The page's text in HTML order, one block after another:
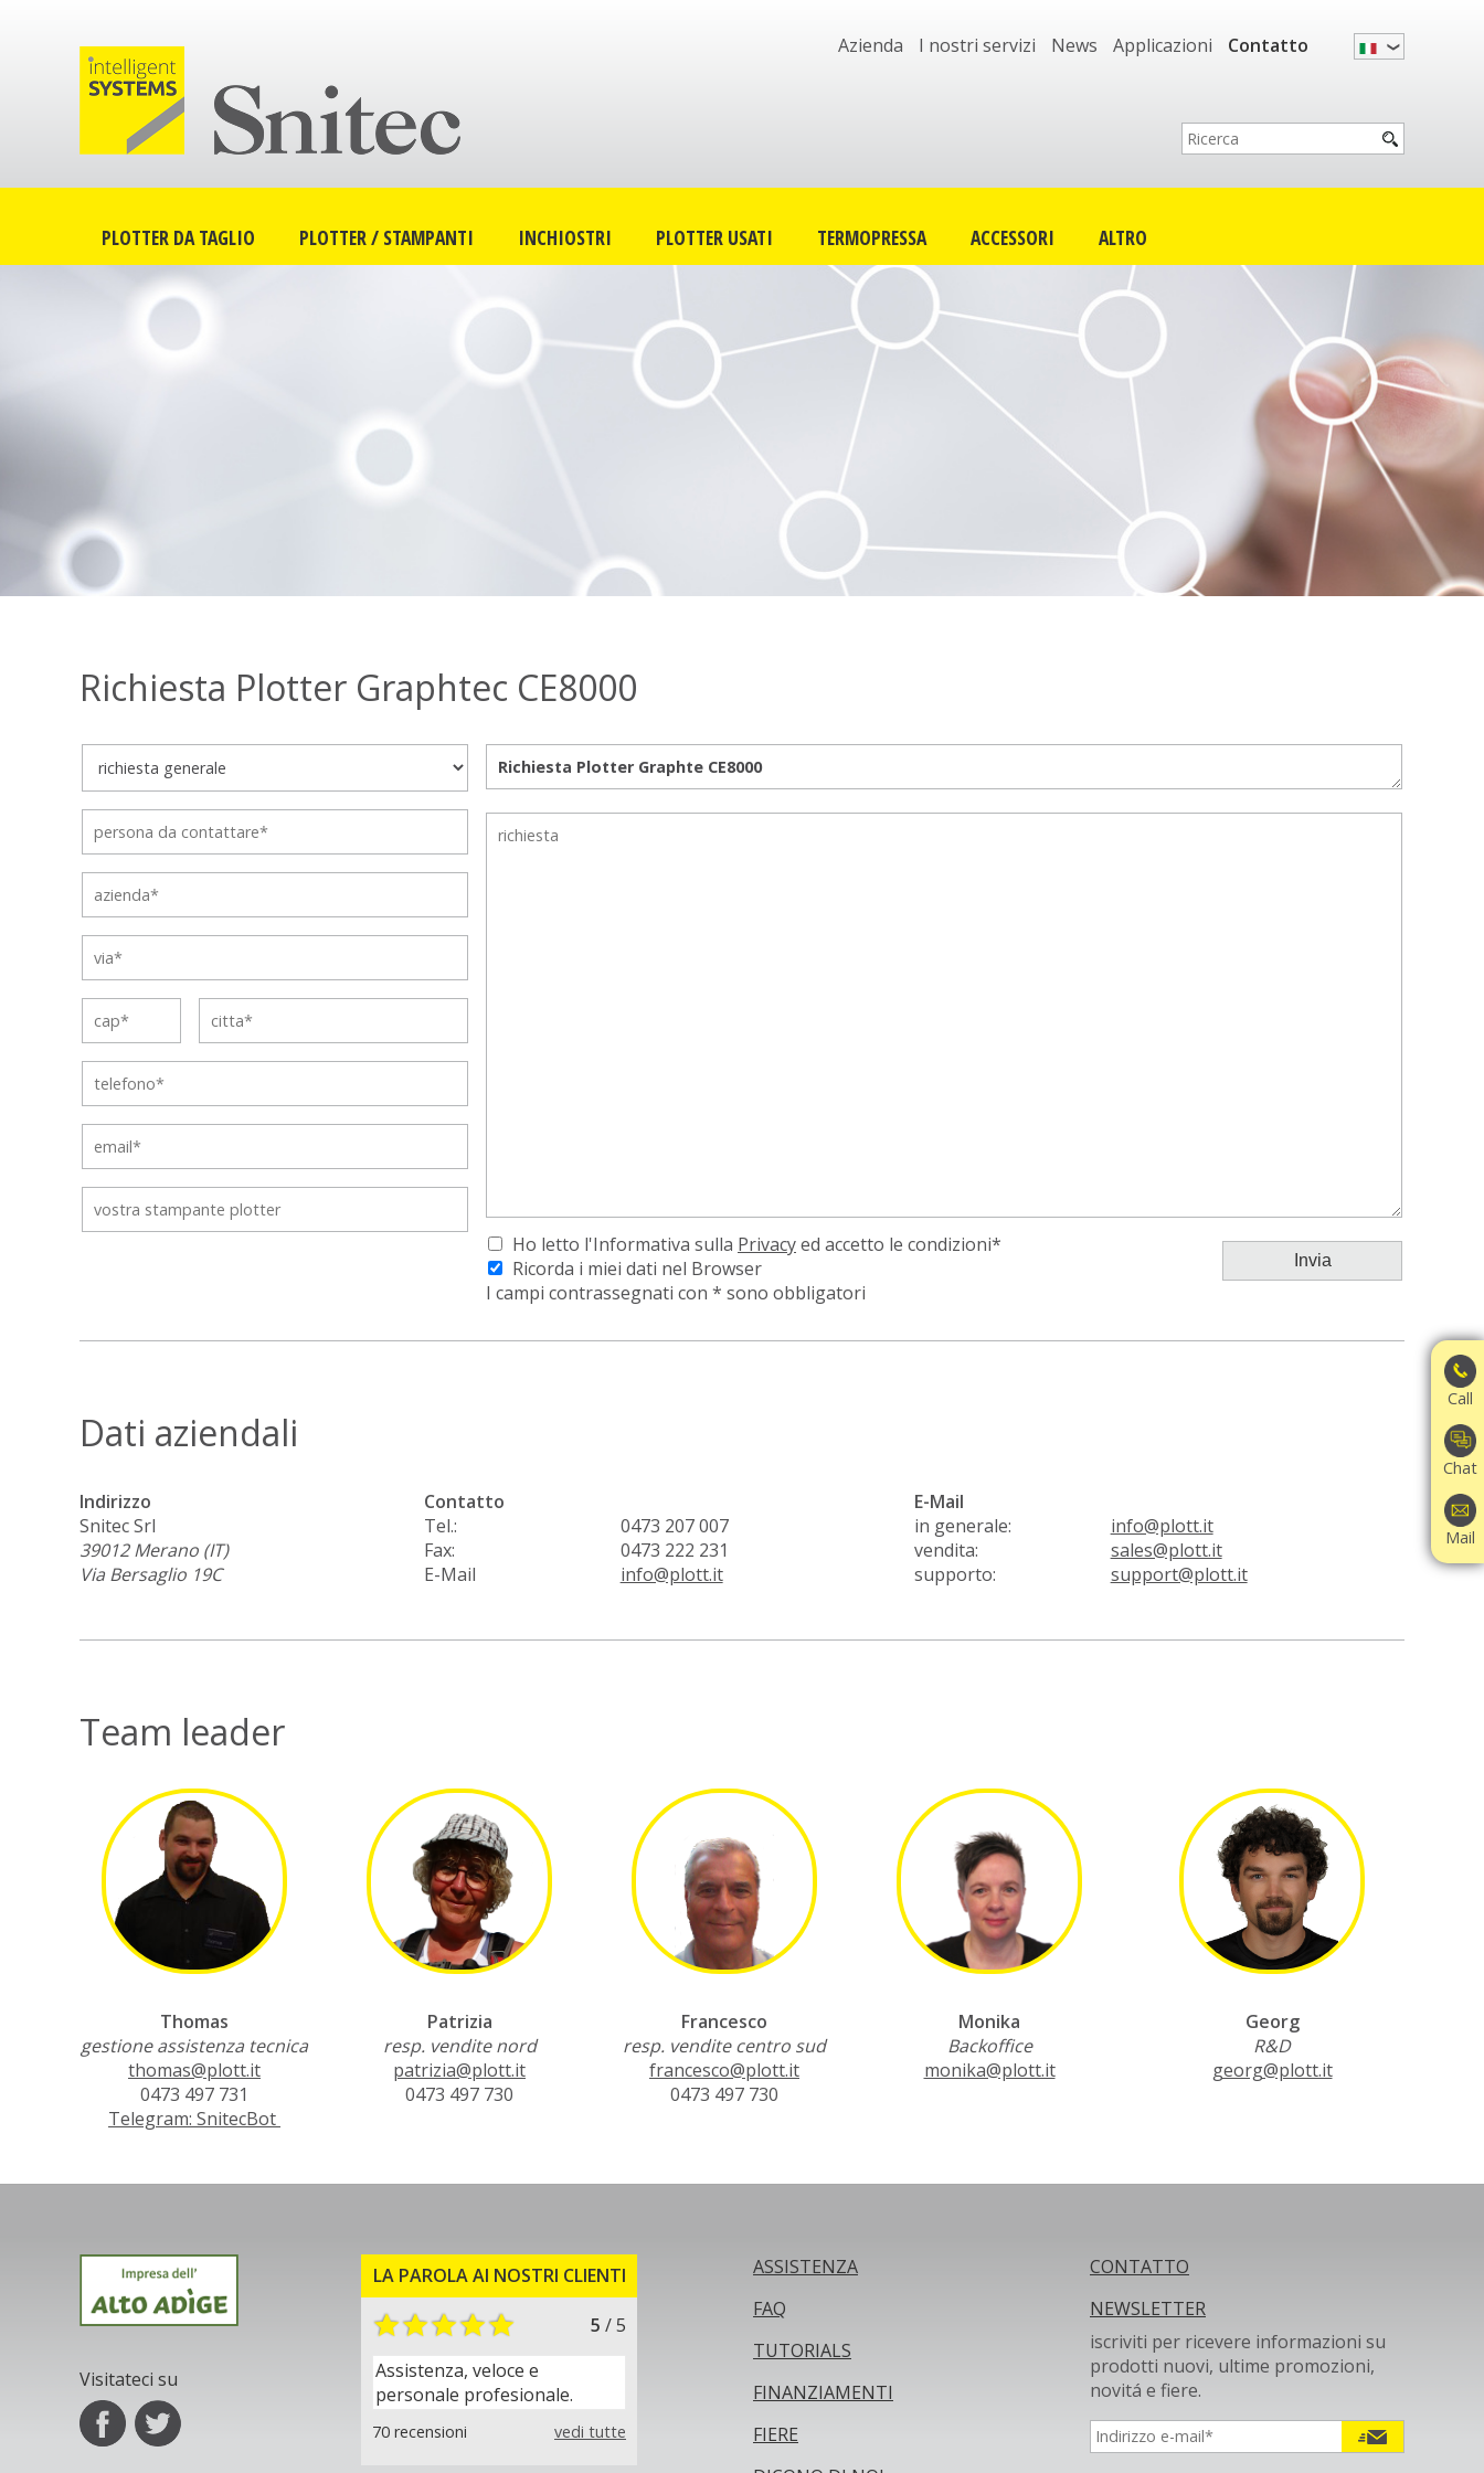
Azienda I nostri servizi News Applicazioni Contatto
PLOTTER DA TAGLIO PLOTTER / STAMPANTI INCHIOSTRI PLOTTER USATI TERMOPRESSA ACCESSORI ALTRO
Richiesta Plotter Graphtec CE8000
Ho letto l'Informativa sulla Privacyed accetto le condizioni*
Ricorda i miei dati nel Browser
I campi contrassegnati con * sono obbligatori
Dati aziendali
Indirizzo
Snitec Srl
39012 Merano (IT)
Via Bersaglio 19C
Contatto
Tel.:
0473 207 007
Fax:
0473 222 231
E-Mail
info@plott.it
E-Mail
in generale:
info@plott.it
vendita:
sales@plott.it
supporto:
support@plott.it
Team leader
Thomas
gestione assistenza tecnica
thomas@plott.it
0473 497 731
Telegram: SnitecBot
Patrizia
resp. vendite nord
patrizia@plott.it
0473 497 730
Francesco
resp. vendite centro sud
francesco@plott.it
0473 497 730
Monika
Backoffice
monika@plott.it
Georg
R&D
georg@plott.it
Visitateci su
LA PAROLA AI NOSTRI CLIENTI
5 / 5
Assistenza, veloce e
personale profesionale.
70 recensioni vedi tutte
ASSISTENZA
FAQ
TUTORIALS
FINANZIAMENTI
FIERE
CONTATTO
NEWSLETTER
iscriviti per ricevere informazioni su
prodotti nuovi, ultime promozioni,
novitá e fiere.
Call
Chat
Mail